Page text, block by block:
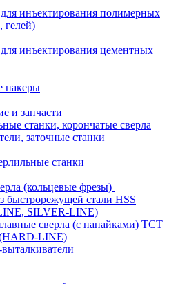
инъектирования полимерных
гелей)
инъектирования цементных
пакеры
и запчасти
станки, корончатые сверла
заточные станки
станки
(кольцевые фрезы)
быстрорежущей стали HSS
SILVER-LINE)
сверла (с напайками) ТСТ
LINE)